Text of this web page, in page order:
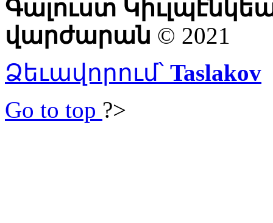
Գալուստ
վարժարան © 2021
Ձեւավորում՝ Taslakov
Go to top ?>